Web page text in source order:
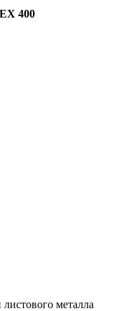
400
металла